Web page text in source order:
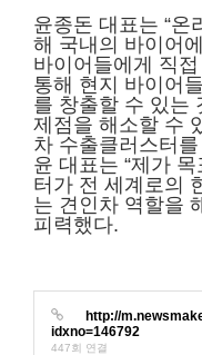
윤종돈 대표는 “온
해 국내의 바이어
바이어들에게 직
통해 현지 바이어
를 창출할 수 있는
제점을 해소할 수
차 수출클러스터
윤 대표는 “제가
터가 전 세계로의
는 견인차 역할을
피력했다.
http://
idxno=146792
447회 연결